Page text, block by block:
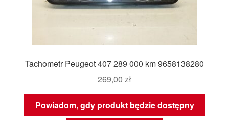
Tachometr Peugeot 407 289 000 km 9658138280
269,00 zł
Powiadom, gdy produkt będzie dostępny